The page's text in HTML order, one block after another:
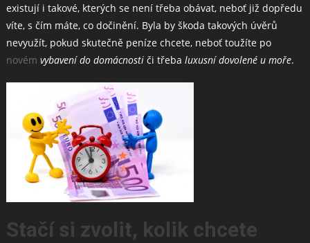
existují i takové, kterých se není třeba obávat, neboť již dopředu
víte, s čím máte, co dočinění. Byla by škoda takových úvěrů
nevyužít, pokud skutečně peníze chcete, neboť toužíte po
novém vybavení do domácnostiči třeba luxusní dovolené u moře.
Stačí si zvolit, kolik chcete